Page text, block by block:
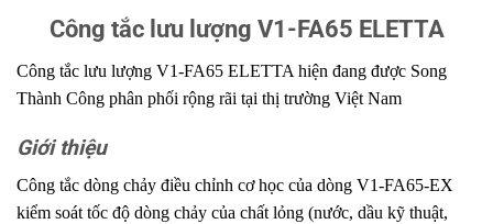
Công tắc lưu lượng V1-FA65 ELETTA
Công tắc lưu lượng V1-FA65 ELETTA hiện đang được Song
Thành Công phân phối rộng rãi tại thị trường Việt Nam
Giới thiệu
Công tắc dòng chảy điều chỉnh cơ học của dòng V1-FA65-EX
kiểm soát tốc độ dòng chảy của chất lỏng (nước, dầu kỹ thuật,